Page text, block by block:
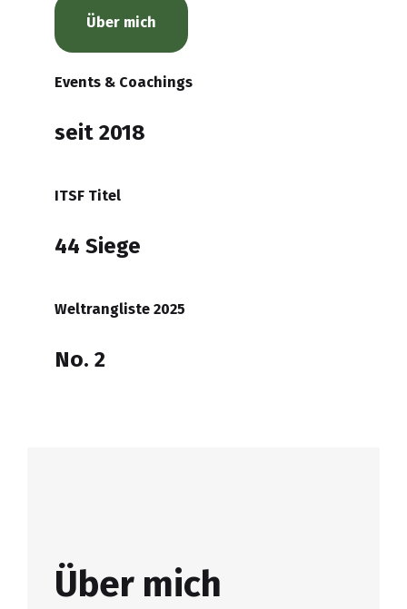
Über mich
Events & Coachings
seit 2018
ITSF Titel
44 Siege
Weltrangliste 2025
No. 2
Über mich